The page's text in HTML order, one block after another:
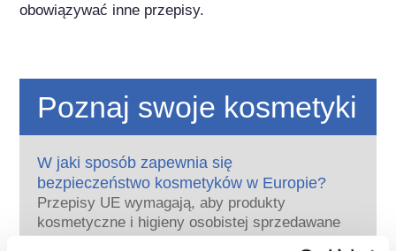
obowiązywać inne przepisy.
Poznaj swoje kosmetyki
W jaki sposób zapewnia się
bezpieczeństwo kosmetyków w Europie?
Przepisy UE wymagają, aby produkty
kosmetyczne i higieny osobistej sprzedawane
w Unii Europejskiej były bezpieczne. Firmy